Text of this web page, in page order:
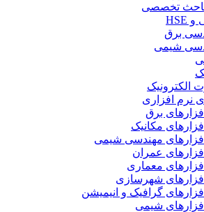
تخصصی
شیمی
افزاری
برق
مکانیک
مهندسی شیمی
عمران
معماری
شهرسازی
گرافیک و انیمیشن
شیمی